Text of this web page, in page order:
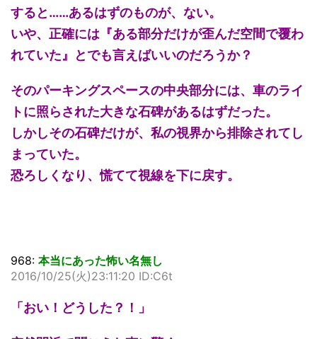
すると……あるはずのものが、ない。
いや、正確には『ある部分だけが歪んだ空間で覆わ
れていた』とでも言えばいいのだろうか？
そのパーキングスペースの中央部分には、車のライ
トに照らされた大きな石碑があるはずだった。
しかしその石碑だけが、私の視界から排除されてし
まっていた。
恐ろしくなり、慌てて視線を下に戻す。
968: 本当にあった怖い名無し
2016/10/25(火)23:11:20 ID:C6t
「おい！どうした？！」